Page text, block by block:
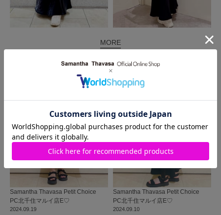
MORE
同じ商品を使った コーディネート
2024.09.19
Samantha Thavasa Petit Choice
PC北千住マルイ店E♡
2024.09.10
Samantha Thavasa Petit Choice
PC北千住マルイ店E♡